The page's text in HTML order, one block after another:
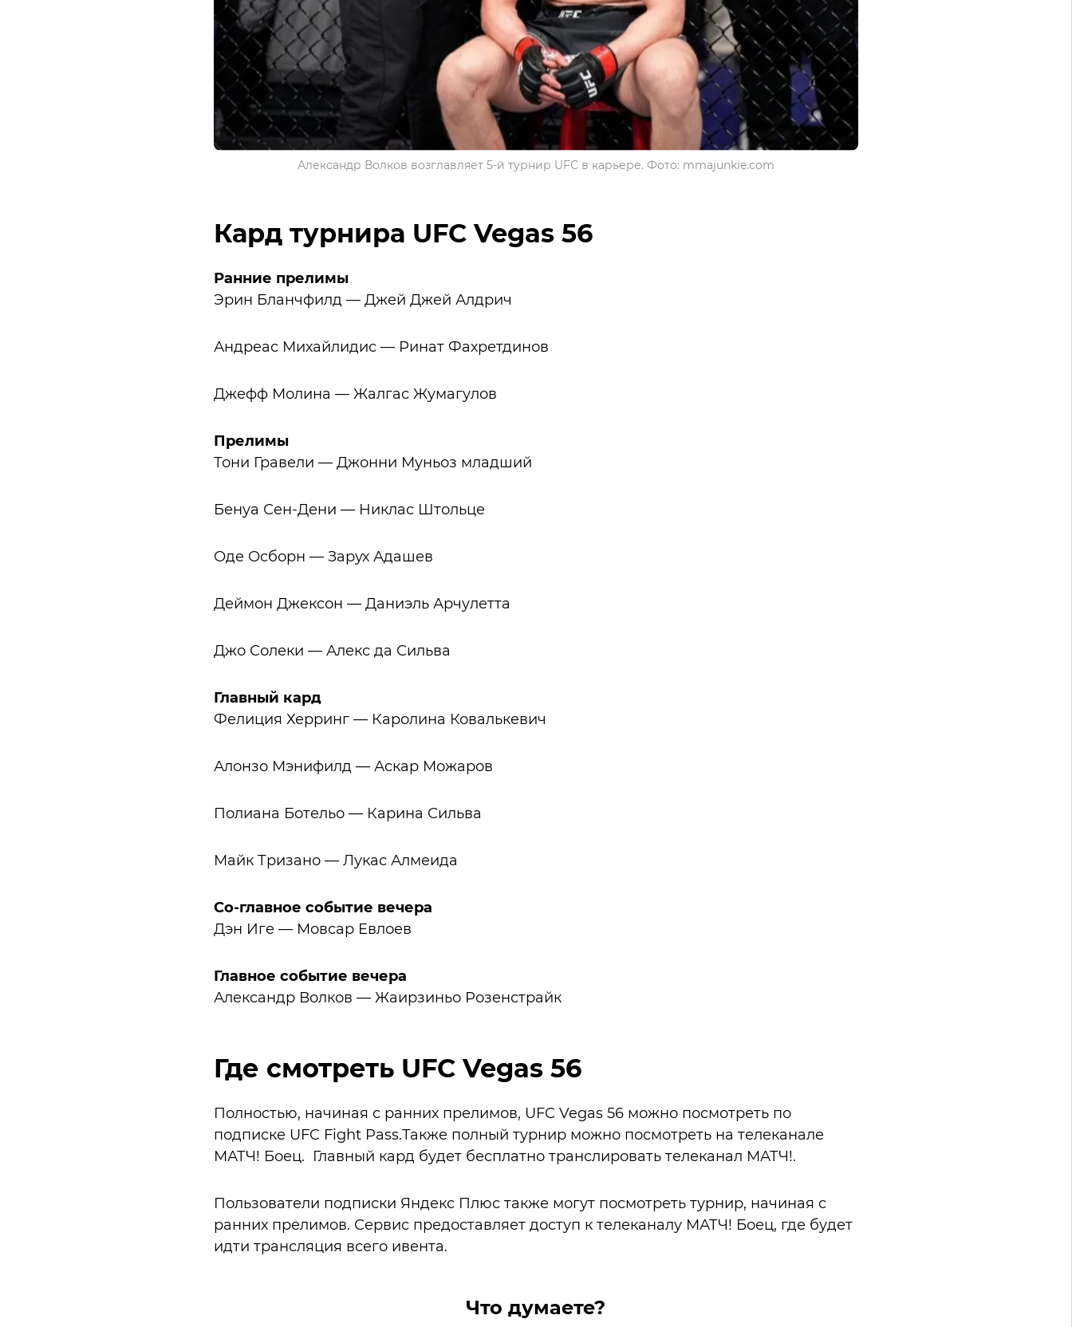
Александр Волков возглавляет 5-й турнир UFC в карьере. Фото: mmajunkie.com
Кард турнира UFC Vegas 56
Ранние прелимы
Эрин Бланчфилд — Джей Джей Алдрич
Андреас Михайлидис — Ринат Фахретдинов
Джефф Молина — Жалгас Жумагулов
Прелимы
Тони Гравели — Джонни Муньоз младший
Бенуа Сен-Дени — Никлас Штольце
Оде Осборн — Зарух Адашев
Деймон Джексон — Даниэль Арчулетта
Джо Солеки — Алекс да Сильва
Главный кард
Фелиция Херринг — Каролина Ковалькевич
Алонзо Мэнифилд — Аскар Можаров
Полиана Ботельо — Карина Сильва
Майк Тризано — Лукас Алмеида
Со-главное событие вечера
Дэн Иге — Мовсар Евлоев
Главное событие вечера
Александр Волков — Жаирзиньо Розенстрайк
Где смотреть UFC Vegas 56
Полностью, начиная с ранних прелимов, UFC Vegas 56 можно посмотреть по
подписке UFC Fight Pass.Также полный турнир можно посмотреть на телеканале
МАТЧ! Боец. Главный кард будет бесплатно транслировать телеканал МАТЧ!.
Пользователи подписки Яндекс Плюс также могут посмотреть турнир, начиная с
ранних прелимов. Сервис предоставляет доступ к телеканалу МАТЧ! Боец, где будет
идти трансляция всего ивента.
Что думаете?